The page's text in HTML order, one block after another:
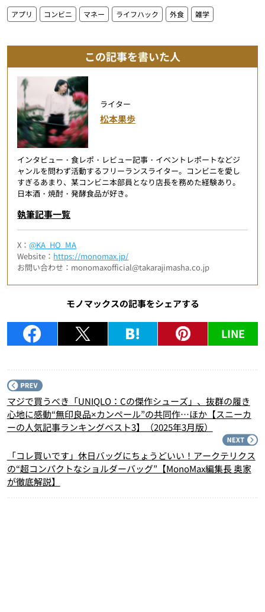
アプリ コンビニ マネー ライフハック 外食 雑学
この記事を書いた人
ライター
松本果歩
インタビュー・食レポ・レビュー記事・イベントレポートなどジ
ャンルを問わず活動するフリーランスライター。コンビニを愛し
すぎるあまり、某コンビニ本部員となり店長を務めた経験あり。
日本酒・焼酎・発酵食品が好き。
執筆記事一覧
X：@KA_HO_MA
Website： https://monomax.jp/
お問い合わせ：monomaxofficial@takarajimasha.co.jp
モノマックスの記事をシェアする
LINE
マジで買うべき「UNIQLO：Cの傑作シューズ」、抜群の履き
心地に感動“無印良品×カンペール”の共同作…ほか【スニーカ
ーの人気記事ランキングベスト3】（2025年3月版）
「コレ買いです」休日バッグにちょうどいい！アークテリクス
の“超コンパクトなショルダーバッグ”【MonoMax編集長 奥家
が徹底解説】